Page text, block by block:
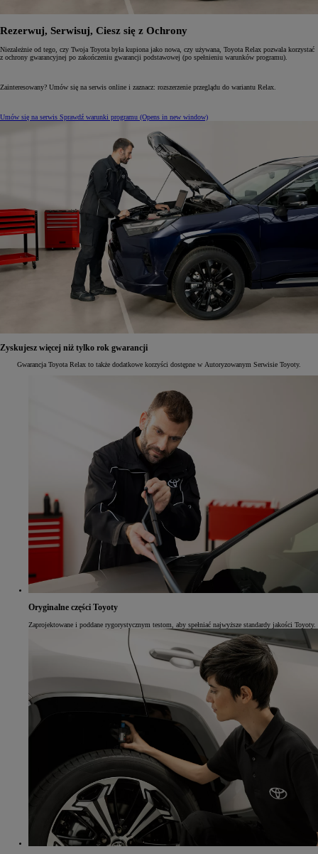
Rezerwuj, Serwisuj, Ciesz się z Ochrony
Niezależnie od tego, czy Twoja Toyota była kupiona jako nowa, czy używana, Toyota Relax pozwala korzystać
z ochrony gwarancyjnej po zakończeniu gwarancji podstawowej (po spełnieniu warunków programu).
Zainteresowany? Umów się na serwis online i zaznacz: rozszerzenie przeglądu do wariantu Relax.
Umów się na serwis Sprawdź warunki programu (Opens in new window)
Zyskujesz więcej niż tylko rok gwarancji
Gwarancja Toyota Relax to także dodatkowe korzyści dostępne w Autoryzowanym Serwisie Toyoty.
Oryginalne części Toyoty
Zaprojektowane i poddane rygorystycznym testom, aby spełniać najwyższe standardy jakości Toyoty.